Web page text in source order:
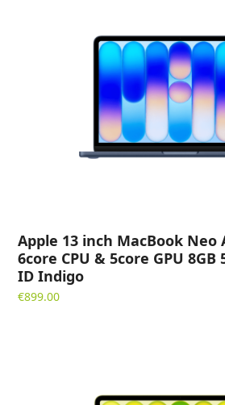
Apple 13 inch MacBook Neo
6core CPU & 5core GPU 8GB
ID Indigo
€899.00